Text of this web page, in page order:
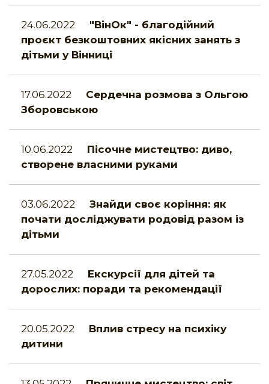
24.06.2022
"ВінОк" - благодійний
проєкт безкоштовних якісних занять з
дітьми у Вінниці
17.06.2022
Сердечна розмова з Ольгою
Зборовською
10.06.2022
Пісочне мистецтво: диво,
створене власними руками
03.06.2022
Знайди своє коріння: як
почати досліджувати родовід разом із
дітьми
27.05.2022
Екскурсії для дітей та
дорослих: поради та рекомендації
20.05.2022
Вплив стресу на психіку
дитини